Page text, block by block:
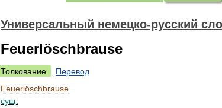
Универсальный немецко-русский
Feuerlöschbrause
Толкование
Перевод
Feuerlöschbrause
сущ